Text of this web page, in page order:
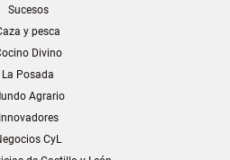
Sucesos
y pesca
Divino
La Posada
Agrario
Innovadores
CyL